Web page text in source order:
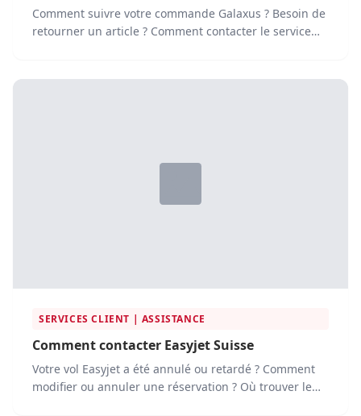
Comment suivre votre commande Galaxus ? Besoin de
retourner un article ? Comment contacter le service
SERVICES CLIENT | ASSISTANCE
Comment contacter Easyjet Suisse
Votre vol Easyjet a été annulé ou retardé ? Comment
modifier ou annuler une réservation ? Où trouver le